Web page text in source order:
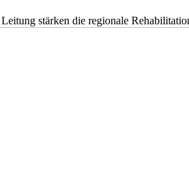
stärken die regionale